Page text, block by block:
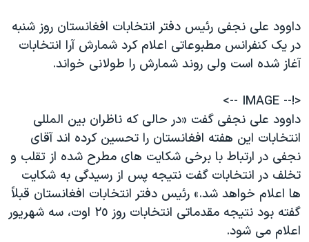
اسرائیل در جنگ
نرگس محمدی برنده جایزه نوبل صلح
صفحه‌های ویژه
سفر پرزیدنت ترامپ به چین
داوود علی نجفی رئيس دفتر انتخابات افغانستان روز شنبه
در يک کنفرانس مطبوعاتی اعلام کرد شمارش آرا انتخابات
آغاز شده است ولی روند شمارش را طولانی خواند.
<!-- IMAGE -->
داوود علی نجفی گفت «در حالی که ناظران بين المللی
انتخابات اين هفته افغانستان را تحسين کرده اند آقای
نجفی در ارتباط با برخی شکايت های مطرح شده از تقلب و
تخلف در انتخابات گفت نتيجه پس از رسيدگی به شکايت
ها اعلام خواهد شد.» رئيس دفتر انتخابات افغانستان قبلاً
گفته بود نتيجه مقدماتی انتخابات روز ٢٥ اوت، سه شهريور
اعلام می شود.